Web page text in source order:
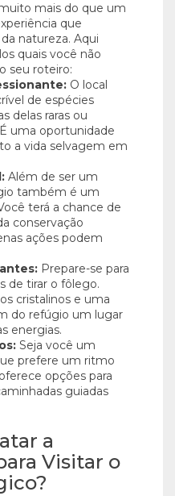
mais do que um
que
natureza. Aqui
quais você não
seu roteiro:
O local
de espécies
delas raras ou
uma oportunidade
a vida selvagem em
Além de ser um
também é um
terá a chance de
conservação
ações podem
Prepare-se para
de tirar o fôlego.
cristalinos e uma
do refúgio um lugar
energias.
Seja você um
prefere um ritmo
opções para
guiadas
a
Visitar o